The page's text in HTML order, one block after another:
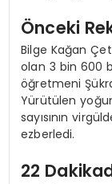
Önceki
Bilge Kağan
olan 3 bin 600
öğretmeni
Yürütülen
sayısının
ezberledi.
22